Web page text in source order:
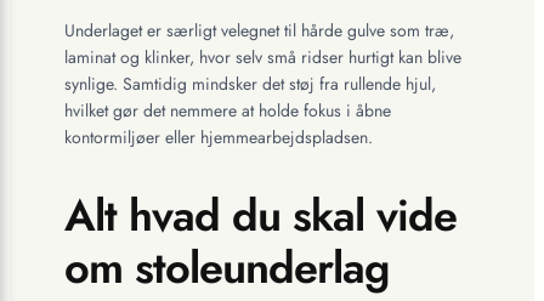
Underlaget er særligt velegnet til hårde gulve som træ,
laminat og klinker, hvor selv små ridser hurtigt kan blive
synlige. Samtidig mindsker det støj fra rullende hjul,
hvilket gør det nemmere at holde fokus i åbne
kontormiljøer eller hjemmearbejdspladsen.
Alt hvad du skal vide
om stoleunderlag